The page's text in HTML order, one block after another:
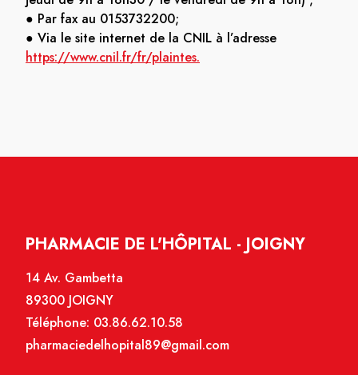
● Par fax au 0153732200;
● Via le site internet de la CNIL à l’adresse
https://www.cnil.fr/fr/plaintes.
PHARMACIE DE L'HÔPITAL - JOIGNY
14 Av. Gambetta
89300 JOIGNY
Téléphone: 03.86.62.10.58
pharmaciedelhopital89@gmail.com